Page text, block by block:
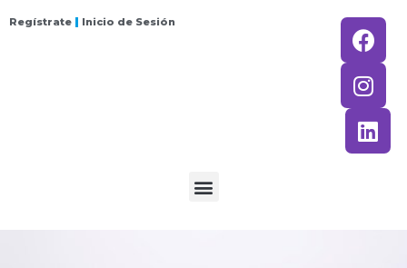
Regístrate Inicio de Sesión